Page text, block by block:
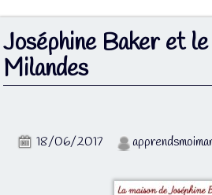
Joséphine Baker et
Milandes
18/06/2017